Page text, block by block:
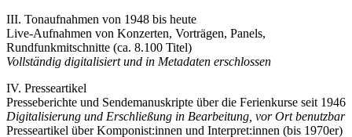
III. Tonaufnahmen von 1948 bis heute
Live-Aufnahmen von Konzerten, Vorträgen, Panels,
Rundfunkmitschnitte (ca. 8.100 Titel)
Vollständig digitalisiert und in Metadaten erschlossen
IV. Presseartikel
Presseberichte und Sendemanuskripte über die Ferienkurse seit 1946
Digitalisierung und Erschließung in Bearbeitung, vor Ort benutzbar
Presseartikel über Komponist:innen und Interpret:innen (bis 1970er)